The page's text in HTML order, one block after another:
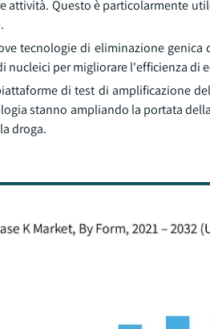
attività. Questo è particolarmente
tecnologie di eliminazione genica
nucleici per migliorare l'efficienza di
di test di amplificazione
stanno ampliando la portata
droga.